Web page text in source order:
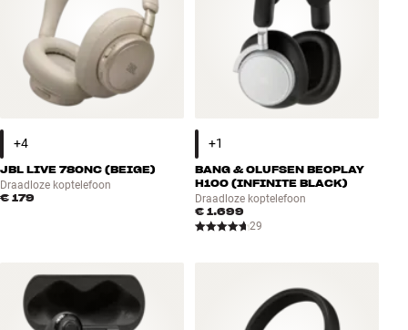
JBL LIVE 780NC (BEIGE)
Draadloze koptelefoon
€ 179
BANG & OLUFSEN BEOPLAY
H100 (INFINITE BLACK)
Draadloze koptelefoon
€ 1.699
29